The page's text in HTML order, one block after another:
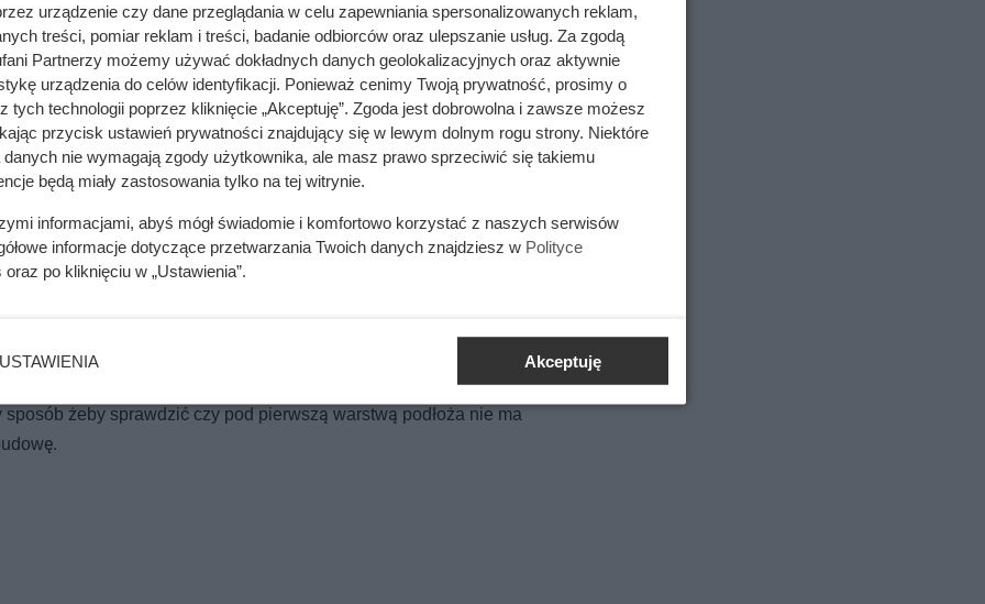
z Dino. Klienci zaskoczeni
w przypadku domów podpiwniczonych. Wyższy poziom wód
budowy i izolowania fundamentów. Wiąże się to z podniesieniem
też ważny z punktu widzenia nośności. Pamiętajmy, że wilgotne
zwarte i przepuszczalne.
miękko gliniaste i miękko piaszczyste. Tego typu podłoża
dużego osiadania budynku. Oczywiście budowa na trudnej glebie
wydatków i niesie ze sobą ryzyko. W tym wypadku szczególnie
żeby sprawdzić czy pod pierwszą warstwą podłoża nie ma
urządzenie czy dane przeglądania w celu zapewniania spersonalizowanych reklam,
treści, pomiar reklam i treści, badanie odbiorców oraz ulepszanie usług. Za zgodą
Partnerzy możemy używać dokładnych danych geolokalizacyjnych oraz aktywnie
urządzenia do celów identyfikacji. Ponieważ cenimy Twoją prywatność, prosimy o
tych technologii poprzez kliknięcie „Akceptuję”. Zgoda jest dobrowolna i zawsze możesz
przycisk ustawień prywatności znajdujący się w lewym dolnym rogu strony. Niektóre
danych nie wymagają zgody użytkownika, ale masz prawo sprzeciwić się takiemu
będą miały zastosowania tylko na tej witrynie.
informacjami, abyś mógł świadomie i komfortowo korzystać z naszych serwisów
informacje dotyczące przetwarzania Twoich danych znajdziesz w Polityce
oraz po kliknięciu w „Ustawienia”.
USTAWIENIA Akceptuję